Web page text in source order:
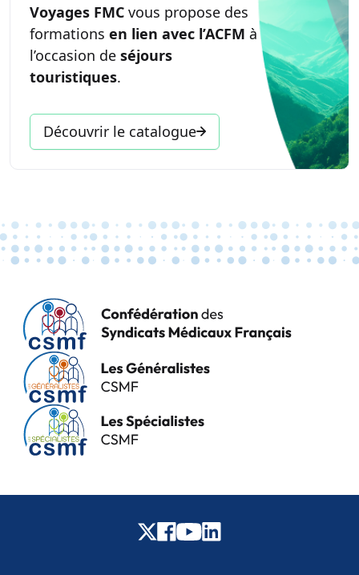
Voyages FMC vous propose des
formations en lien avec l’ACFM à
l’occasion de séjours
touristiques.
Découvrir le catalogue